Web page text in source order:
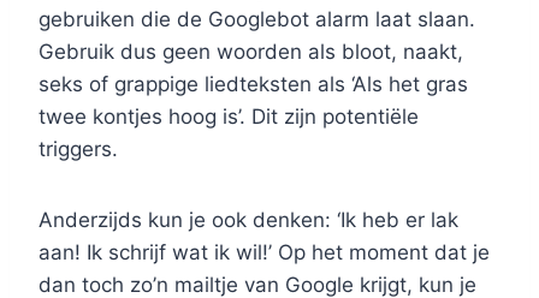
gebruiken die de Googlebot alarm laat slaan.
Gebruik dus geen woorden als bloot, naakt,
seks of grappige liedteksten als ‘Als het gras
twee kontjes hoog is’. Dit zijn potentiële
triggers.
Anderzijds kun je ook denken: ‘Ik heb er lak
aan! Ik schrijf wat ik wil!’ Op het moment dat je
dan toch zo’n mailtje van Google krijgt, kun je